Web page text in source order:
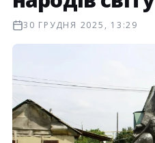
30 ГРУДНЯ 2025, 13:29